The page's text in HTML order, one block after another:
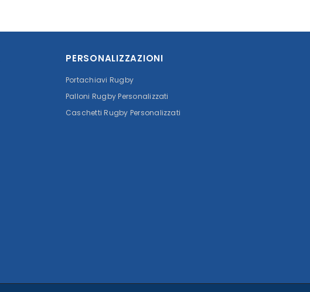
PERSONALIZZAZIONI
Portachiavi Rugby
Palloni Rugby Personalizzati
Caschetti Rugby Personalizzati